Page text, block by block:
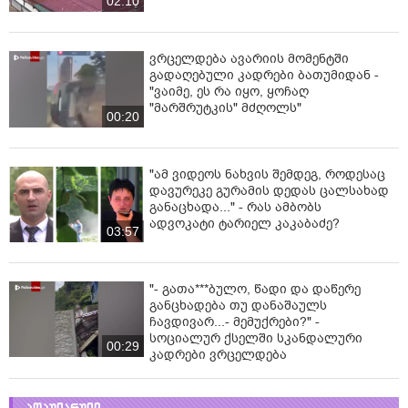
00:20
ვრცელდება ავარიის მომენტში
გადაღებული კადრები ბათუმიდან -
"ვაიმე, ეს რა იყო, ყოჩაღ
"მარშრუტკის" მძღოლს"
03:57
"ამ ვიდეოს ნახვის შემდეგ, როდესაც
დავურეკე გურამის დედას ცალსახად
განაცხადა..." - რას ამბობს
ადვოკატი ტარიელ კაკაბაძე?
00:29
"- გათა***ბულო, წადი და დაწერე
განცხადება თუ დანაშაულს
ჩავდივარ...- მემუქრები?" -
სოციალურ ქსელში სკანდალური
კადრები ვრცელდება